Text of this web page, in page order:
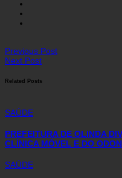
Previous Post
Next Post
Related Posts
SAÚDE
PREFEITURA DE OLINDA
CLÍNICA MÓVEL E DO
SAÚDE